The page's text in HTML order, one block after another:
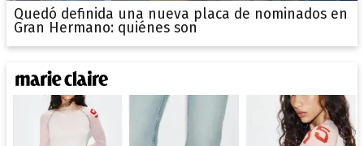
Quedó definida una nueva placa de nominados en
Gran Hermano: quiénes son